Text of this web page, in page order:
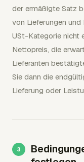
der ermäßigte Satz
von Lieferungen
USt-Kategorie nicht
Nettopreis, die
Lieferanten
Sie dann die
Lieferung oder